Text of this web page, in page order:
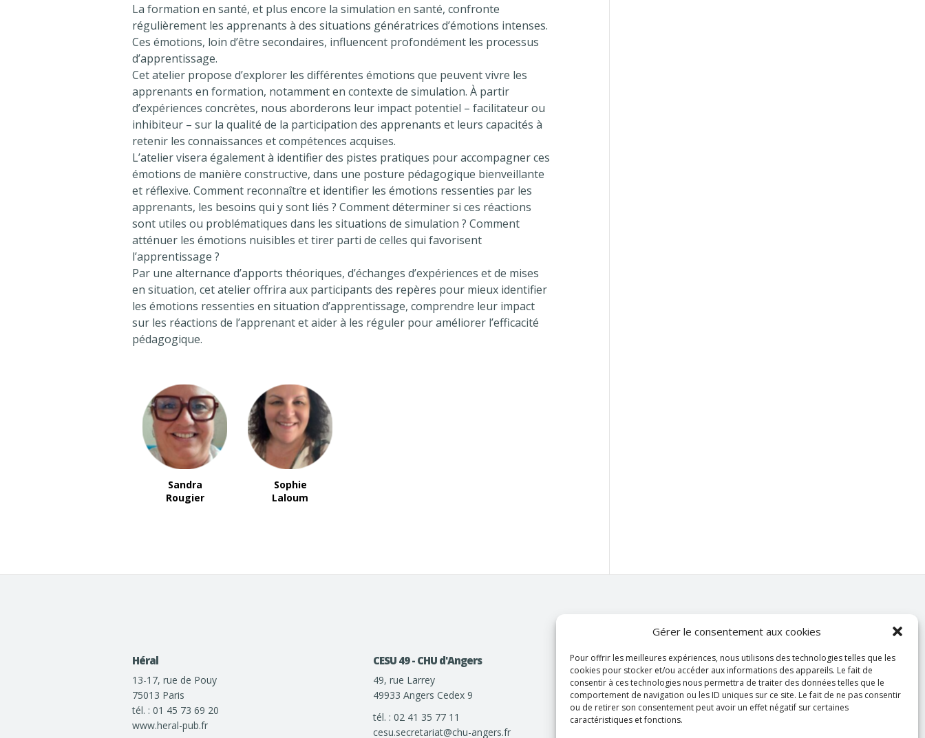
Gérer le consentement aux cookies
Pour offrir les meilleures expériences, nous utilisons des technologies telles que les
cookies pour stocker et/ou accéder aux informations des appareils. Le fait de
consentir à ces technologies nous permettra de traiter des données telles que le
comportement de navigation ou les ID uniques sur ce site. Le fait de ne pas consentir
ou de retirer son consentement peut avoir un effet négatif sur certaines
caractéristiques et fonctions.
La formation en santé, et plus encore la simulation en santé, confronte
régulièrement les apprenants à des situations génératrices d’émotions intenses.
Ces émotions, loin d’être secondaires, influencent profondément les processus
d’apprentissage.
Cet atelier propose d’explorer les différentes émotions que peuvent vivre les
apprenants en formation, notamment en contexte de simulation. À partir
d’expériences concrètes, nous aborderons leur impact potentiel – facilitateur ou
inhibiteur – sur la qualité de la participation des apprenants et leurs capacités à
retenir les connaissances et compétences acquises.
L’atelier visera également à identifier des pistes pratiques pour accompagner ces
émotions de manière constructive, dans une posture pédagogique bienveillante
et réflexive. Comment reconnaître et identifier les émotions ressenties par les
apprenants, les besoins qui y sont liés ? Comment déterminer si ces réactions
sont utiles ou problématiques dans les situations de simulation ? Comment
atténuer les émotions nuisibles et tirer parti de celles qui favorisent
l’apprentissage ?
Par une alternance d’apports théoriques, d’échanges d’expériences et de mises
en situation, cet atelier offrira aux participants des repères pour mieux identifier
les émotions ressenties en situation d’apprentissage, comprendre leur impact
sur les réactions de l’apprenant et aider à les réguler pour améliorer l’efficacité
pédagogique.
Sandra
Rougier
Sophie
Laloum
Héral
13-17, rue de Pouy
75013 Paris
tél. : 01 45 73 69 20
www.heral-pub.fr
CESU 49 - CHU d'Angers
49, rue Larrey
49933 Angers Cedex 9
tél. : 02 41 35 77 11
cesu.secretariat@chu-angers.fr
ANCESU
Dr Gaël GHENO
Président de l’ANCESU
Dr Céline LONGO